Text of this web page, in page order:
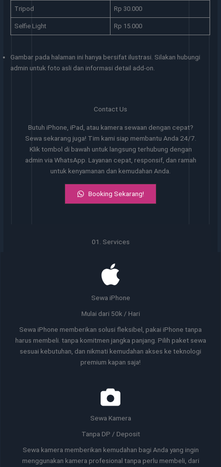
Tripod Rp 30.000
Selfie Light Rp 15.000
Gambar pada halaman ini hanya bersifat ilustrasi. Silakan hubungi
admin untuk foto asli dan informasi detail add-on.
Contact Us
Butuh iPhone, iPad, atau kamera sewaan dengan cepat?
Sewa sekarang juga! Tim kami siap membantu Anda 24/7.
Klik tombol di bawah untuk langsung terhubung dengan
admin via WhatsApp. Layanan cepat, responsif, dan ramah
untuk kenyamanan dan kemudahan Anda.
Booking Sekarang!
01. Services
Sewa iPhone
Mulai dari 50k / Hari
Sewa iPhone memberikan solusi fleksibel, pakai iPhone tanpa
harus membeli. tanpa komitmen jangka panjang. Pilih paket sewa
sesuai kebutuhan, dan nikmati kemudahan akses ke teknologi
premium kapan saja!
Sewa Kamera
Tanpa DP / Deposit
Sewa kamera memberikan kemudahan bagi Anda yang ingin
menggunakan kamera profesional tanpa perlu membeli, dari